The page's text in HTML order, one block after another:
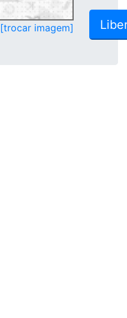
[trocar imagem]